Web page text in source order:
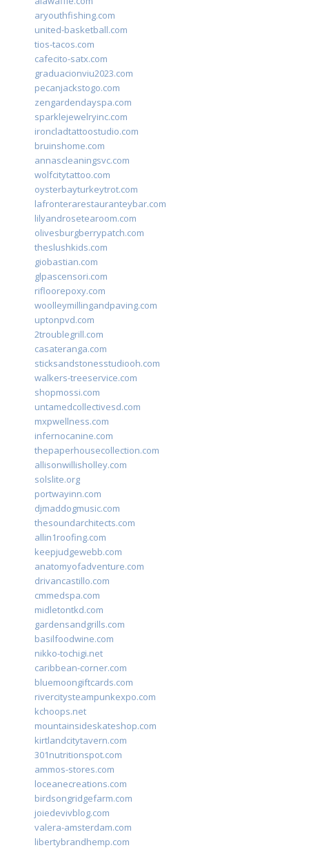
aryouthfishing.com
united-basketball.com
tios-tacos.com
cafecito-satx.com
graduacionviu2023.com
pecanjackstogo.com
zengardendayspa.com
sparklejewelryinc.com
ironcladtattoostudio.com
bruinshome.com
annascleaningsvc.com
wolfcitytattoo.com
oysterbayturkeytrot.com
lafronterarestauranteybar.com
lilyandrosetearoom.com
olivesburgberrypatch.com
theslushkids.com
giobastian.com
glpascensori.com
rifloorepoxy.com
woolleymillingandpaving.com
uptonpvd.com
2troublegrill.com
casateranga.com
sticksandstonesstudiooh.com
walkers-treeservice.com
shopmossi.com
untamedcollectivesd.com
mxpwellness.com
infernocanine.com
thepaperhousecollection.com
allisonwillisholley.com
solslite.org
portwayinn.com
djmaddogmusic.com
thesoundarchitects.com
allin1roofing.com
keepjudgewebb.com
anatomyofadventure.com
drivancastillo.com
cmmedspa.com
midletontkd.com
gardensandgrills.com
basilfoodwine.com
nikko-tochigi.net
caribbean-corner.com
bluemoongiftcards.com
rivercitysteampunkexpo.com
kchoops.net
mountainsideskateshop.com
kirtlandcitytavern.com
301nutritionspot.com
ammos-stores.com
loceanecreations.com
birdsongridgefarm.com
joiedevivblog.com
valera-amsterdam.com
libertybrandhemp.com